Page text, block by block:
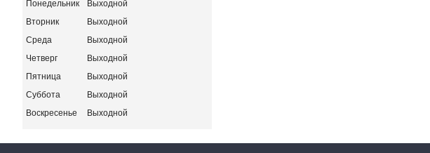
Понедельник
Выходной
Вторник
Выходной
Среда
Выходной
Четверг
Выходной
Пятница
Выходной
Суббота
Выходной
Воскресенье
Выходной